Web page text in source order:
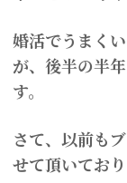
婚活でうまく
が、後半の半
す。
さて、以前も
せて頂いてお